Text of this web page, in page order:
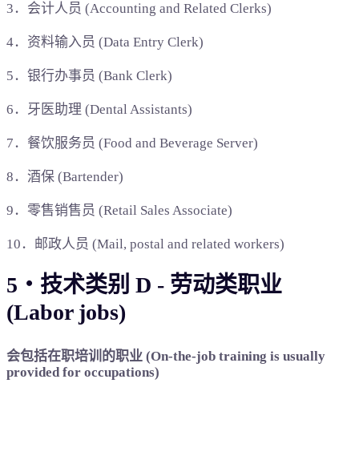
3．会计人员 (Accounting and Related Clerks)
4．资料输入员 (Data Entry Clerk)
5．银行办事员 (Bank Clerk)
6．牙医助理 (Dental Assistants)
7．餐饮服务员 (Food and Beverage Server)
8．酒保 (Bartender)
9．零售销售员 (Retail Sales Associate)
10．邮政人员 (Mail, postal and related workers)
5‧技术类别 D - 劳动类职业
(Labor jobs)
会包括在职培训的职业 (On-the-job training is usually
provided for occupations)